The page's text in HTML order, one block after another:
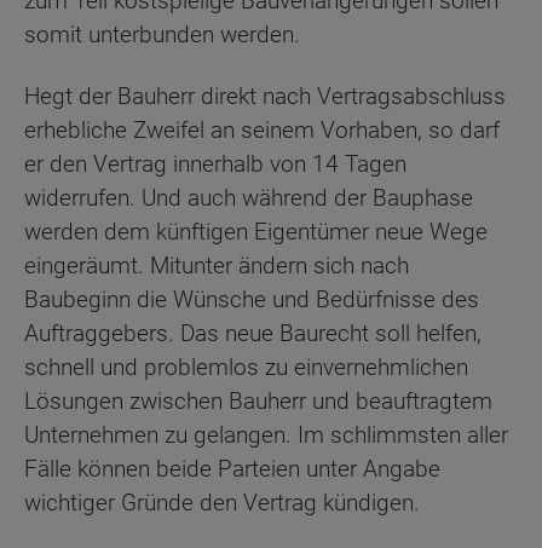
somit unterbunden werden.
Hegt der Bauherr direkt nach Vertragsabschluss
erhebliche Zweifel an seinem Vorhaben, so darf
er den Vertrag innerhalb von 14 Tagen
widerrufen. Und auch während der Bauphase
werden dem künftigen Eigentümer neue Wege
eingeräumt. Mitunter ändern sich nach
Baubeginn die Wünsche und Bedürfnisse des
Auftraggebers. Das neue Baurecht soll helfen,
schnell und problemlos zu einvernehmlichen
Lösungen zwischen Bauherr und beauftragtem
Unternehmen zu gelangen. Im schlimmsten aller
Fälle können beide Parteien unter Angabe
wichtiger Gründe den Vertrag kündigen.